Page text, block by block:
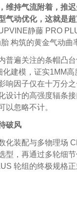
维持气流附着，推
气动优化，这就是
静藤 PRO
构筑的黄金气动曲
普遍关注的条帽凸
化建模，证实1MM
响因子仅在十万分
设计的高强度辐条
以忽略不计。
破风
化装配与多物理场
型，再通过多轮细
轮组的终极规格正